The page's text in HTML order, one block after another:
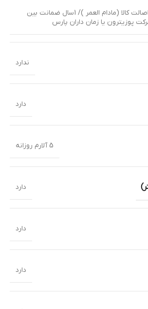
ضمانت اصالت کالا (مادام العمر )/ 1سال ضمانت بین
پوزیترون یا زمان داران پارس
ندارد
دارد
5 آلارم روزانه
دارد
دارد
دارد